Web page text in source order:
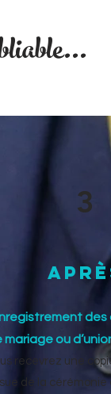
3
mariage ou
recevrez une
de la cérémonie